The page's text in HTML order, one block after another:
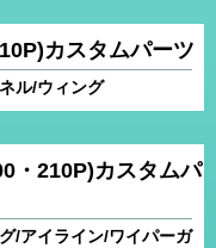
カスタムパーツ
ル/ウィング
・210P)カスタムパ
/アイライン/ワイパーガ